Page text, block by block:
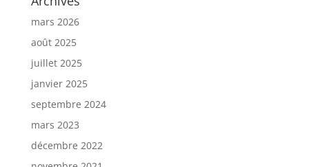
mars 2026
août 2025
juillet 2025
janvier 2025
septembre 2024
mars 2023
décembre 2022